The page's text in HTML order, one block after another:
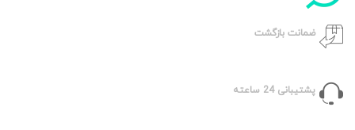
ضمانت بازگشت
پشتیبانی 24 ساعته